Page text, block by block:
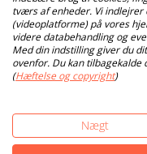
tværs af enheder. Vi
(videoplatforme) på vores
videre databehandling og
Med din indstilling giver du
ovenfor. Du kan
(Hæftelse og copyright)
Nægt